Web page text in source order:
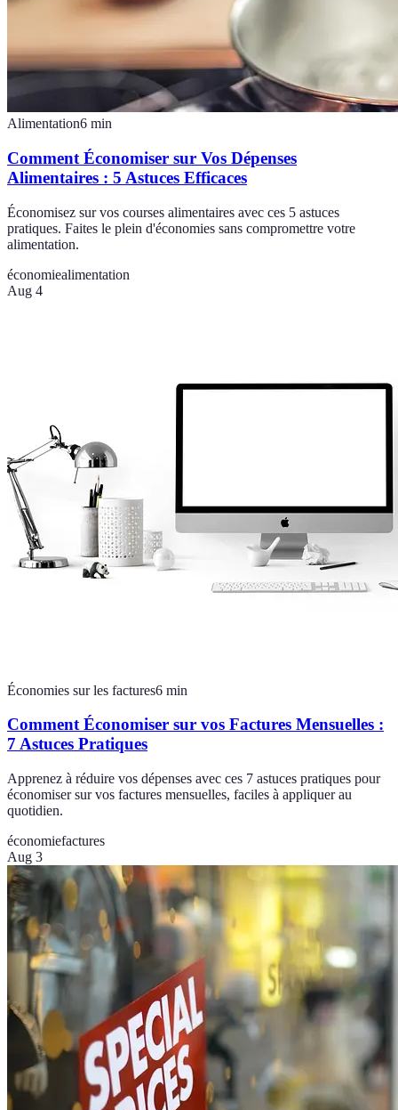
Alimentation6 min
Comment Économiser sur Vos Dépenses
Alimentaires : 5 Astuces Efficaces
Économisez sur vos courses alimentaires avec ces 5 astuces
pratiques. Faites le plein d'économies sans compromettre votre
alimentation.
économiealimentation
Aug 4
Économies sur les factures6 min
Comment Économiser sur vos Factures Mensuelles :
7 Astuces Pratiques
Apprenez à réduire vos dépenses avec ces 7 astuces pratiques pour
économiser sur vos factures mensuelles, faciles à appliquer au
quotidien.
économiefactures
Aug 3